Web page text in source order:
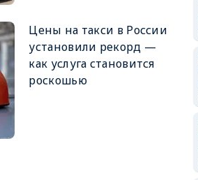
Цены на такси в России
установили рекорд —
как услуга становится
роскошью